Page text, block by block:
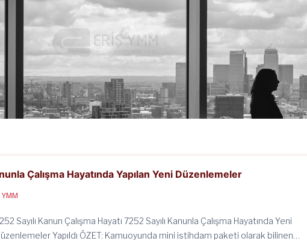
Çalışma Hayatında Yapılan Yeni Düzenlemeler
YMM
Sayılı Kanun Çalışma Hayatı 7252 Sayılı Kanunla Çalışma Hayatında Yeni
Yapıldı ÖZET: Kamuoyunda mini istihdam paketi olarak bilinen…